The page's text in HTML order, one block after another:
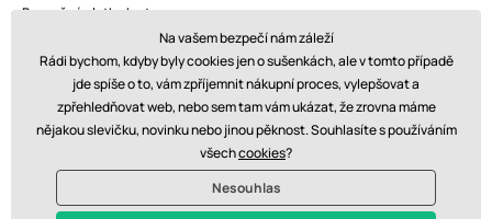
Bezpečná platba kartou:
Doprava:
© 2026 www.perfektnipradlo.cz. Technicky zajišťujeSimplia s.r.o.
Na vašem bezpečí nám záleží
Rádi bychom, kdyby byly cookies jen o sušenkách, ale v tomto případě
jde spíše o to, vám zpříjemnit nákupní proces, vylepšovat a
zpřehledňovat web, nebo sem tam vám ukázat, že zrovna máme
nějakou slevičku, novinku nebo jinou pěknost. Souhlasíte s používáním
všechcookies?
Nesouhlas